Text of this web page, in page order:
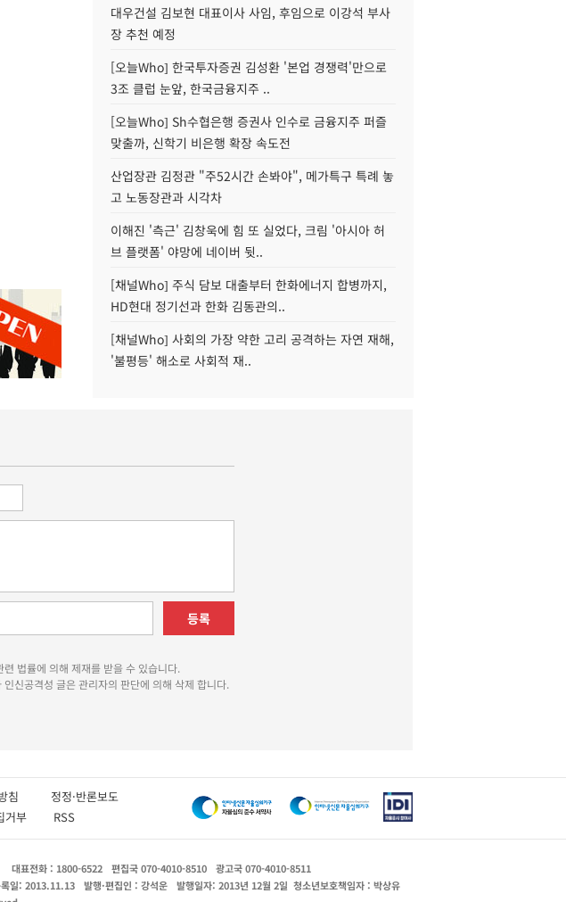
대우건설 김보현 대표이사 사임, 후임으로 이강석 부사
장 추천 예정
[오늘Who] 한국투자증권 김성환 '본업 경쟁력'만으로
3조 클럽 눈앞, 한국금융지주 ..
[오늘Who] Sh수협은행 증권사 인수로 금융지주 퍼즐
맞출까, 신학기 비은행 확장 속도전
산업장관 김정관 "주52시간 손봐야", 메가특구 특례 놓
고 노동장관과 시각차
이해진 '측근' 김창욱에 힘 또 실었다, 크림 '아시아 허
브 플랫폼' 야망에 네이버 뒷..
[채널Who] 주식 담보 대출부터 한화에너지 합병까지,
HD현대 정기선과 한화 김동관의..
[채널Who] 사회의 가장 약한 고리 공격하는 자연 재해,
'불평등' 해소로 사회적 재..
등록
법률에 의해 제재를 받을 수 있습니다.
신공격성 글은 관리자의 판단에 의해 삭제 합니다.
방침 정정·반론보도
거부 RSS
대표전화 : 1800-6522 편집국 070-4010-8510
광고국 070-4010-8511
일: 2013.11.13 발행·편집인 : 강석운 발행일자: 2013년 12월 2일 청소년보호책임자 : 박상유